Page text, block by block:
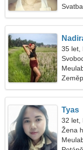
Svatba
35 let,
Tyas
32 let,
Žena